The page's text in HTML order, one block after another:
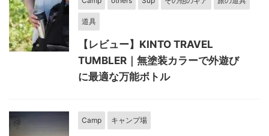
道具
【レビュー】KINTO TRAVEL
TUMBLER｜無塗装カラーで外遊び
に最適な万能ボトル
Camp キャンプ場